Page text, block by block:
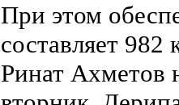
При этом
составляет
Ринат Ахметов